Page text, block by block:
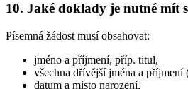
10. Jaké doklady je nutné mít
Písemná žádost musí obsahovat:
jméno a příjmení, příp. titul,
všechna dřívější jména a příjmení
datum a místo narození,